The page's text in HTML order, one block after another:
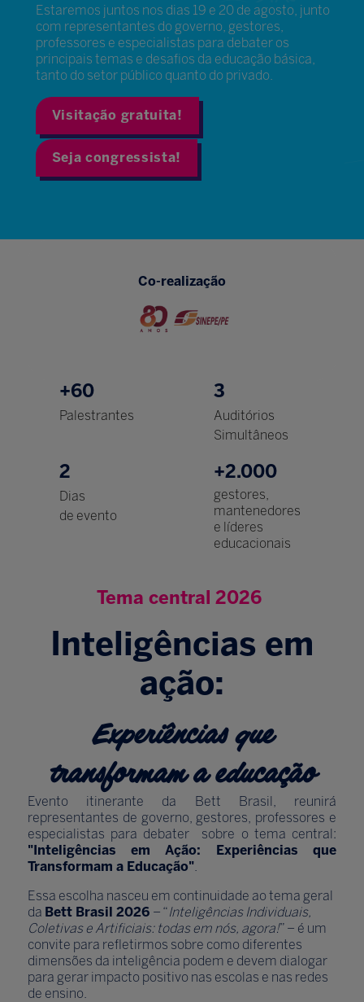
Estaremos juntos nos dias 19 e 20 de agosto, junto
com representantes do governo, gestores,
professores e especialistas para debater os
principais temas e desafios da educação básica,
tanto do setor público quanto do privado.
Visitação gratuita!
Seja congressista!
Co-realização
+60
Palestrantes
3
Auditórios
Simultâneos
2
Dias
de evento
+2.000
gestores,
mantenedores
e líderes
educacionais
Tema central 2026
Inteligências em
ação:
Experiências que
transformam a educação
Evento itinerante da Bett Brasil, reunirá
representantes de governo, gestores, professores e
especialistas para debater sobre o tema central:
"Inteligências em Ação: Experiências que
Transformam a Educação".
Essa escolha nasceu em continuidade ao tema geral
da Bett Brasil 2026 – “Inteligências Individuais,
Coletivas e Artificiais: todas em nós, agora!” – é um
convite para refletirmos sobre como diferentes
dimensões da inteligência podem e devem dialogar
para gerar impacto positivo nas escolas e nas redes
de ensino.